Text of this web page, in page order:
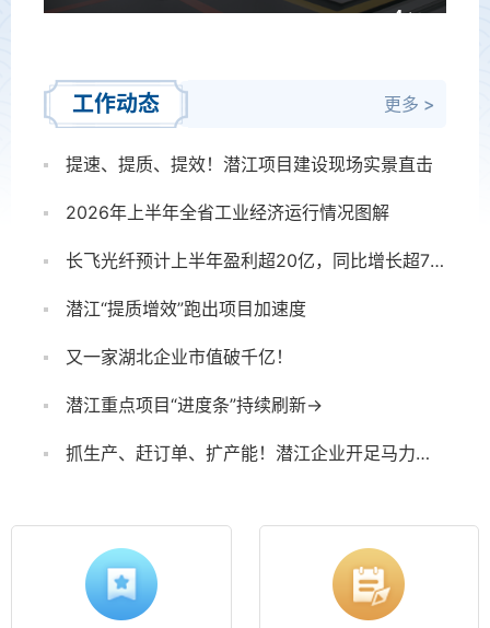
4/4
工作动态 更多 >
提速、提质、提效！潜江项目建设现场实景直击
2026年上半年全省工业经济运行情况图解
长飞光纤预计上半年盈利超20亿，同比增长超7倍
潜江“提质增效”跑出项目加速度
又一家湖北企业市值破千亿！
潜江重点项目“进度条”持续刷新→
抓生产、赶订单、扩产能！潜江企业开足马力冲刺“双过半”